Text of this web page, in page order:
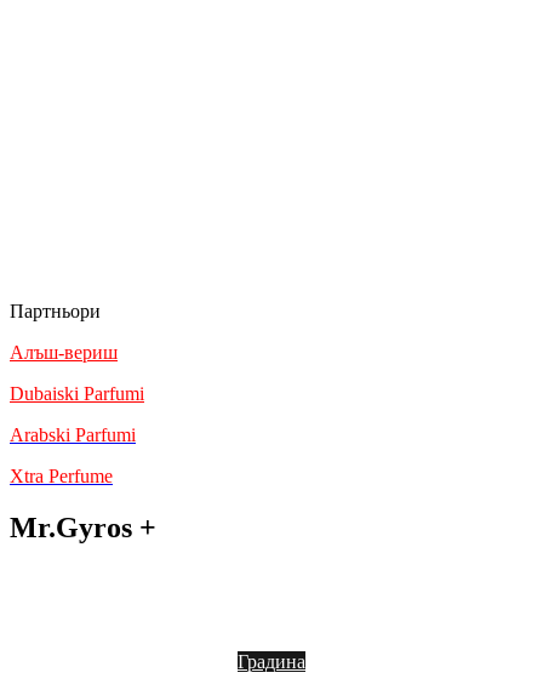
Партньори
Алъш-вериш
Dubaiski Parfumi
Arabski Parfumi
Xtra Perfume
Mr.Gyros +
Градина